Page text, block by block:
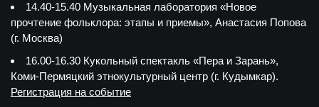
14.40-15.40 Музыкальная лаборатория «Новое
прочтение фольклора: этапы и приемы», Анастасия Попова
(г. Москва)
16.00-16.30 Кукольный спектакль «Пера и Зарань»,
Коми-Пермяцкий этнокультурный центр (г. Кудымкар).
Регистрация на событие